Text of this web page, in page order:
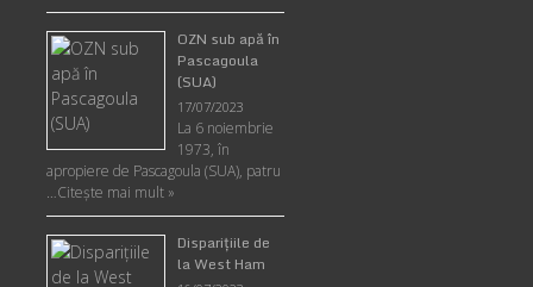
OZN sub apă în
Pascagoula
(SUA)
17/07/2023
La 6 noiembrie
1973, în
apropiere de Pascagoula (SUA), patru
…Citește mai mult »
Disparițiile de
la West Ham